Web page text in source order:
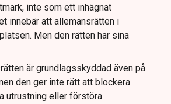
inte som ett inhägnat
innebär att allemansrätten i
Men den rätten har sina
är grundlagsskyddad även på
den ger inte rätt att blockera
utrustning eller förstöra